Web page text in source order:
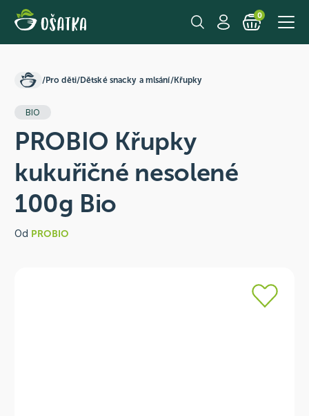
0
/Pro děti/Dětské snacky a mlsání/Křupky
BIO
PROBIO Křupky
kukuřičné nesolené
100g Bio
Od PROBIO